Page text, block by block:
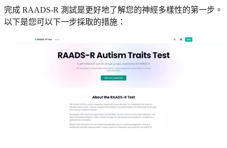
完成 RAADS-R 測試是更好地了解您的神經多樣性的第一步。
以下是您可以下一步採取的措施：